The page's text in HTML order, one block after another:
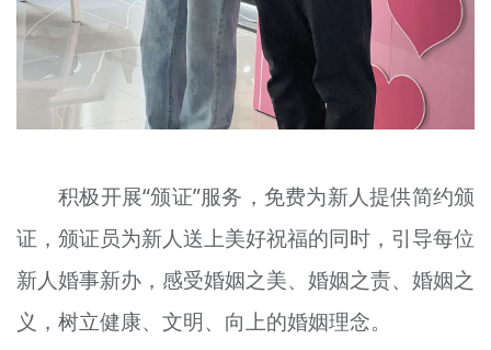
积极开展“颁证”服务，免费为新人提供简约颁
证，颁证员为新人送上美好祝福的同时，引导每位
新人婚事新办，感受婚姻之美、婚姻之责、婚姻之
义，树立健康、文明、向上的婚姻理念。